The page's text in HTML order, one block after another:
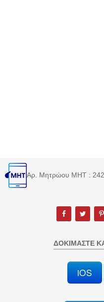
Αρ. Μητρώου MHT :
ΔΟΚΙΜΆΣΤΕ
iOS